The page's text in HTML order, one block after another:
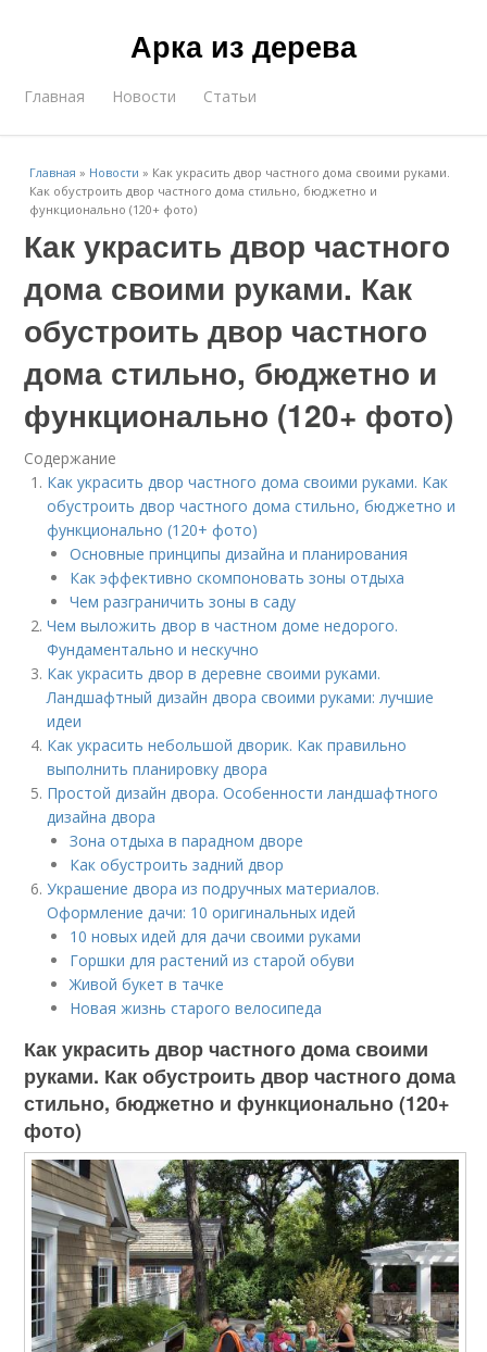
Арка из дерева
Главная Новости Статьи
Главная » Новости » Как украсить двор частного дома своими руками.
Как обустроить двор частного дома стильно, бюджетно и
функционально (120+ фото)
Как украсить двор частного
дома своими руками. Как
обустроить двор частного
дома стильно, бюджетно и
функционально (120+ фото)
Содержание
Как украсить двор частного дома своими руками. Как
обустроить двор частного дома стильно, бюджетно и
функционально (120+ фото)
Основные принципы дизайна и планирования
Как эффективно скомпоновать зоны отдыха
Чем разграничить зоны в саду
Чем выложить двор в частном доме недорого.
Фундаментально и нескучно
Как украсить двор в деревне своими руками.
Ландшафтный дизайн двора своими руками: лучшие
идеи
Как украсить небольшой дворик. Как правильно
выполнить планировку двора
Простой дизайн двора. Особенности ландшафтного
дизайна двора
Зона отдыха в парадном дворе
Как обустроить задний двор
Украшение двора из подручных материалов.
Оформление дачи: 10 оригинальных идей
10 новых идей для дачи своими руками
Горшки для растений из старой обуви
Живой букет в тачке
Новая жизнь старого велосипеда
Как украсить двор частного дома своими
руками. Как обустроить двор частного дома
стильно, бюджетно и функционально (120+
фото)